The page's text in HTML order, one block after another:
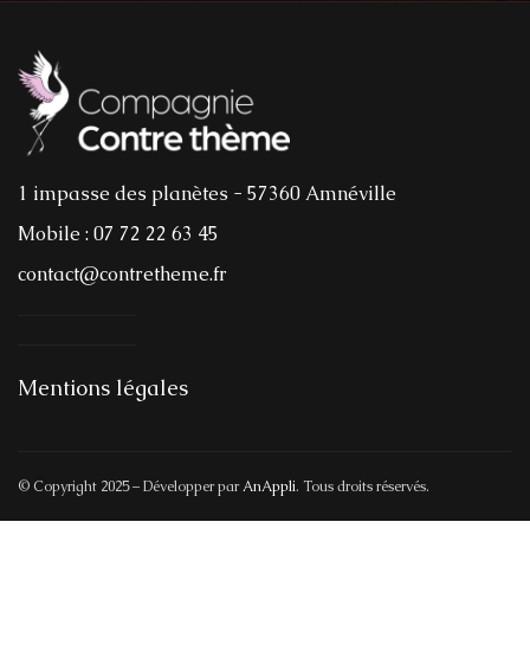
1 impasse des planètes - 57360 Amnéville
Mobile : 07 72 22 63 45
contact@contretheme.fr
Mentions légales
© Copyright 2025 – Développer parAnAppli. Tous droits réservés.